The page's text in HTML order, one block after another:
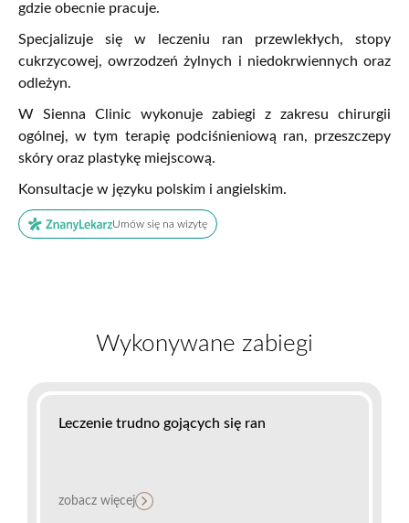
gdzie obecnie pracuje.
Specjalizuje się w leczeniu ran przewlekłych, stopy
cukrzycowej, owrzodzeń żylnych i niedokrwiennych oraz
odleżyn.
W Sienna Clinic wykonuje zabiegi z zakresu chirurgii
ogó lnej, w tym terapię podciśnieniową ran, przeszczepy
skóry oraz plastykę miejscową.
Konsultacje w języku polskim i angielskim.
Umów się na wizytę
Wykonywane zabiegi
Leczenie trudno gojących się ran
zobacz więcej